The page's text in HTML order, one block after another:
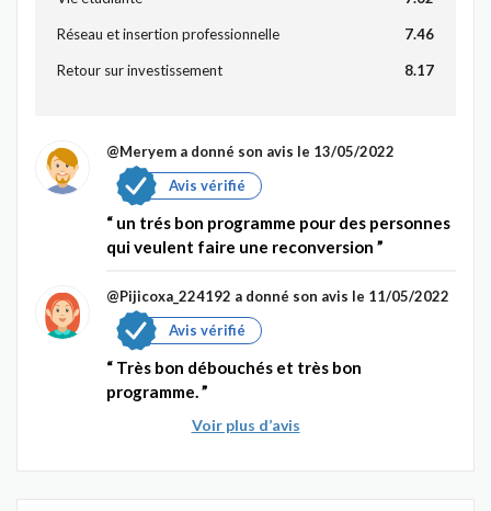
Réseau et insertion professionnelle 7.46
Retour sur investissement 8.17
@Meryem a donné son avis le 13/05/2022
Avis vérifié
un trés bon programme pour des personnes
qui veulent faire une reconversion
@Pijicoxa_224192 a donné son avis le 11/05/2022
Avis vérifié
Très bon débouchés et très bon
programme.
Voir plus d’avis